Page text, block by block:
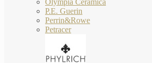
Olympia Ceramica
P.E. Guerin
Perrin&Rowe
Petracer